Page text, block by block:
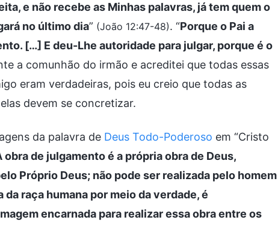
e não recebe as Minhas palavras, já tem quem o
no último dia” (João 12:47-48). “Porque o Pai a
[…] E deu-Lhe autoridade para julgar, porque é o
a comunhão do irmão e acreditei que todas essas
eram verdadeiras, pois eu creio que todas as
devem se concretizar.
da palavra de Deus Todo-Poderoso em “Cristo
obra de julgamento é a própria obra de Deus,
Próprio Deus; não pode ser realizada pelo homem
raça humana por meio da verdade, é
encarnada para realizar essa obra entre os